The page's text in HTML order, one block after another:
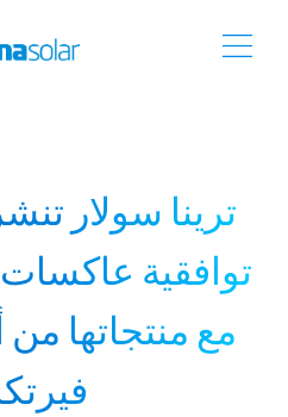
ترينا سولار
توافقية عاكسات
مع منتجاتها